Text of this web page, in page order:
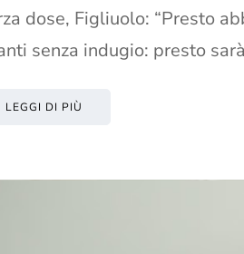
dose, Figliuolo: “Presto
senza indugio: presto
LEGGI DI PIÙ